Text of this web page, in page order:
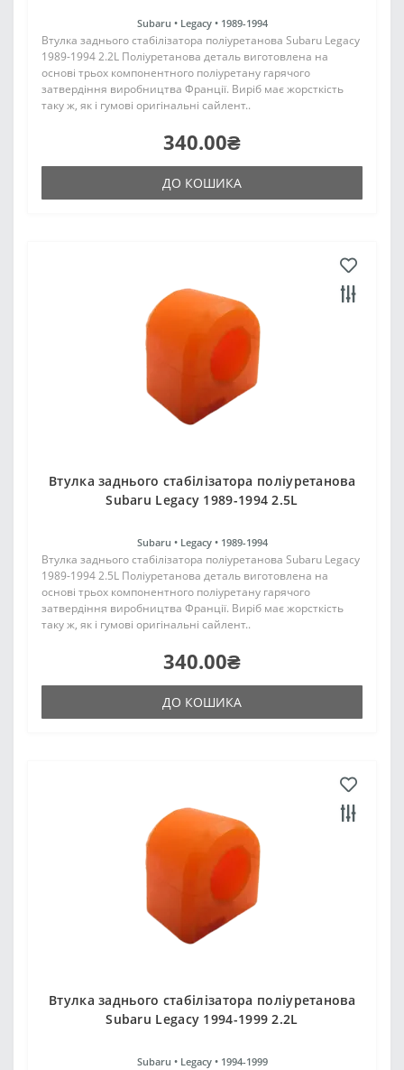
Subaru • Legacy • 1989-1994
Втулка заднього стабілізатора поліуретанова Subaru Legacy
1989-1994 2.2L Поліуретанова деталь виготовлена на
основі трьох компонентного поліуретану гарячого
затвердіння виробництва Франції. Виріб має жорсткість
таку ж, як і гумові оригінальні сайлент..
340.00₴
ДО КОШИКА
Втулка заднього стабілізатора поліуретанова
Subaru Legacy 1989-1994 2.5L
Subaru • Legacy • 1989-1994
Втулка заднього стабілізатора поліуретанова Subaru Legacy
1989-1994 2.5L Поліуретанова деталь виготовлена на
основі трьох компонентного поліуретану гарячого
затвердіння виробництва Франції. Виріб має жорсткість
таку ж, як і гумові оригінальні сайлент..
340.00₴
ДО КОШИКА
Втулка заднього стабілізатора поліуретанова
Subaru Legacy 1994-1999 2.2L
Subaru • Legacy • 1994-1999